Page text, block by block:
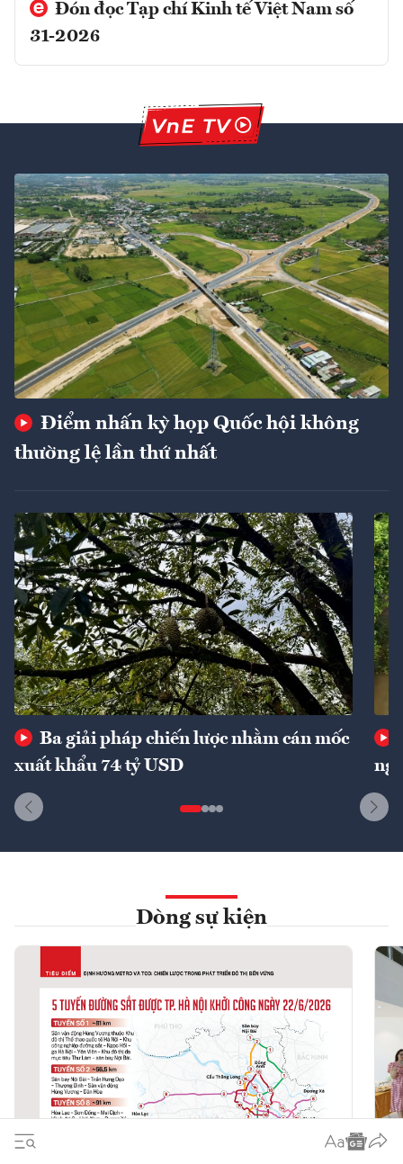
Đón đọc Tạp chí Kinh tế Việt Nam số
31-2026
Điểm nhấn kỳ họp Quốc hội không
thường lệ lần thứ nhất
Ba giải pháp chiến lược nhằm cán mốc
xuất khẩu 74 tỷ USD
Dòng sự kiện